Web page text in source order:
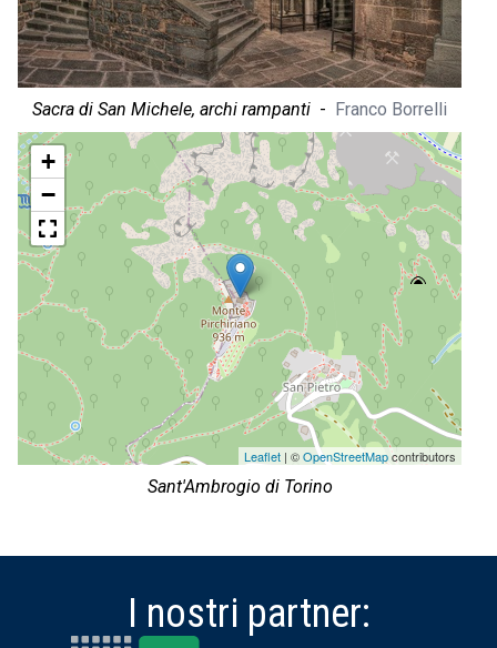
Sacra di San Michele, archi rampanti - Franco Borrelli
+
−
Leaflet | ©OpenStreetMapcontributors
Sant'Ambrogio di Torino
I nostri partner: